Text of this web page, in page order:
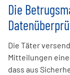
Die
Die Täter
Mitteilungen
dass aus